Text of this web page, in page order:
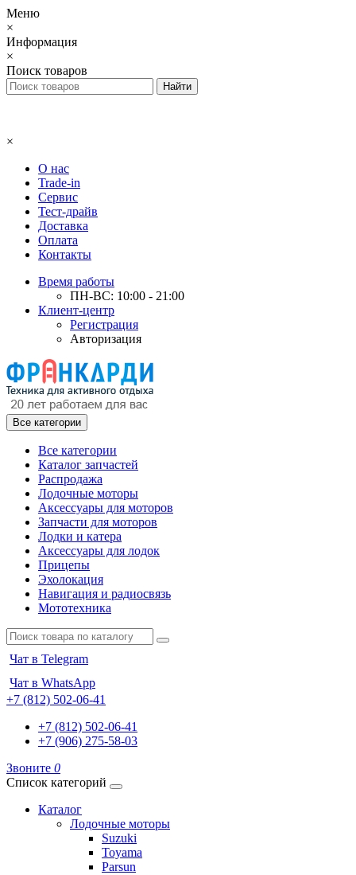
Меню
×
Информация
×
Поиск товаров
×
О нас
Trade-in
Сервис
Тест-драйв
Доставка
Оплата
Контакты
Время работы
ПН-ВС: 10:00 - 21:00
Клиент-центр
Регистрация
Авторизация
Все категории
Все категории
Каталог запчастей
Распродажа
Лодочные моторы
Аксессуары для моторов
Запчасти для моторов
Лодки и катера
Аксессуары для лодок
Прицепы
Эхолокация
Навигация и радиосвязь
Мототехника
Чат в Telegram
Чат в WhatsApp
+7 (812) 502-06-41
+7 (812) 502-06-41
+7 (906) 275-58-03
Звоните 0
Список категорий
Каталог
Лодочные моторы
Suzuki
Toyama
Parsun